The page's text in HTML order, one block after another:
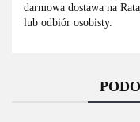
darmowa dostawa na
lub odbiór osobisty.